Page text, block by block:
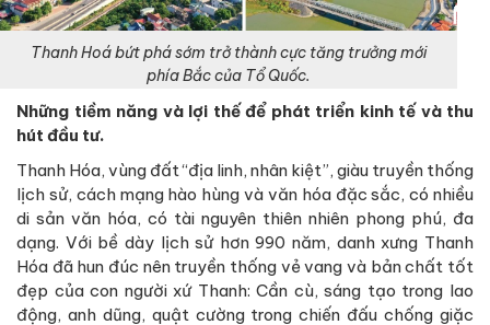
Thanh Hoá bứt phá sớm trở thành cực tăng trưởng mới
phía Bắc của Tổ Quốc.
Những tiềm năng và lợi thế để phát triển kinh tế và thu
hút đầu tư.
Thanh Hóa, vùng đất “địa linh, nhân kiệt”, giàu truyền thống
lịch sử, cách mạng hào hùng và văn hóa đặc sắc, có nhiều
di sản văn hóa, có tài nguyên thiên nhiên phong phú, đa
dạng. Với bề dày lịch sử hơn 990 năm, danh xưng Thanh
Hóa đã hun đúc nên truyền thống vẻ vang và bản chất tốt
đẹp của con người xứ Thanh: Cần cù, sáng tạo trong lao
động, anh dũng, quật cường trong chiến đấu chống giặc